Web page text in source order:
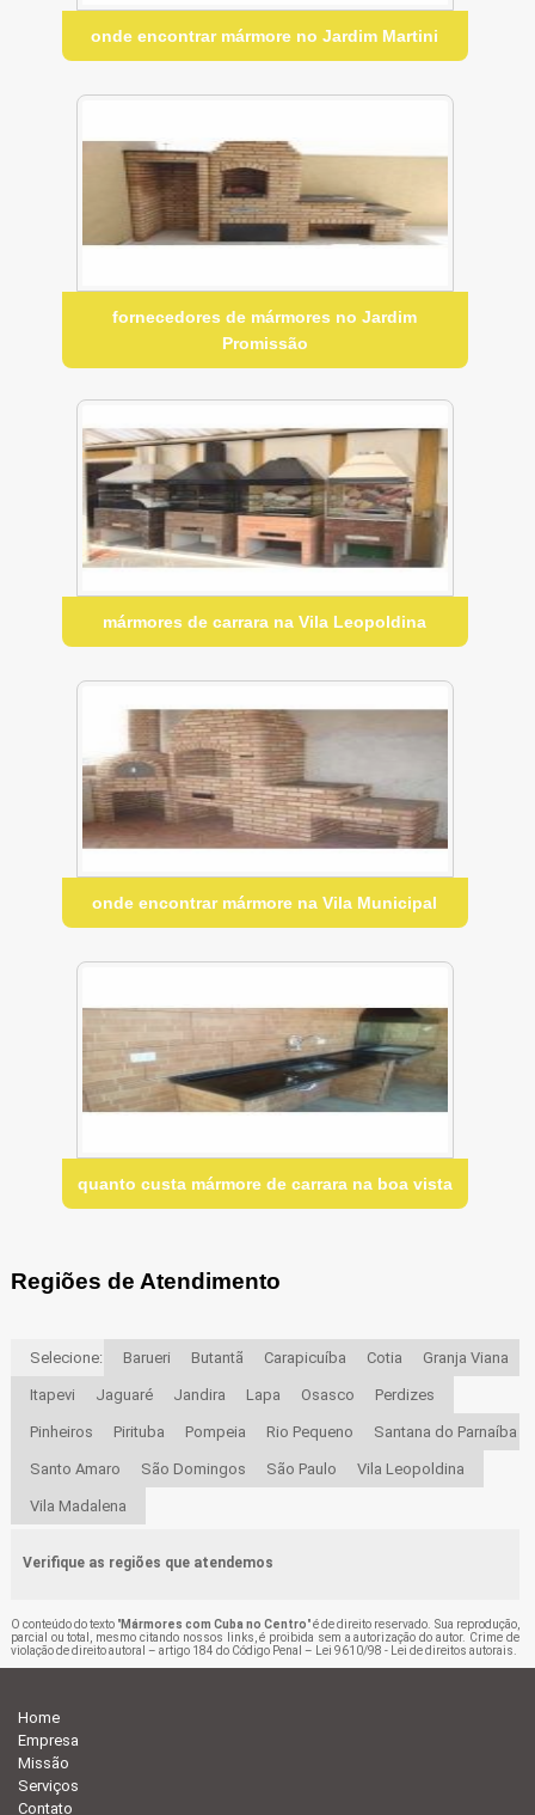
onde encontrar mármore no Jardim Martini
fornecedores de mármores no Jardim
Promissão
mármores de carrara na Vila Leopoldina
onde encontrar mármore na Vila Municipal
quanto custa mármore de carrara na boa vista
Regiões de Atendimento
Selecione: Barueri Butantã Carapicuíba Cotia Granja Viana
Itapevi Jaguaré Jandira Lapa Osasco Perdizes
Pinheiros Pirituba Pompeia Rio Pequeno Santana do Parnaíba
Santo Amaro São Domingos São Paulo Vila Leopoldina
Vila Madalena
Verifique as regiões que atendemos
O conteúdo do texto "Mármores com Cuba no Centro" é de direito reservado. Sua reprodução,
parcial ou total, mesmo citando nossos links, é proibida sem a autorização do autor. Crime de
violação de direito autoral – artigo 184 do Código Penal – Lei 9610/98 - Lei de direitos autorais.
Home
Empresa
Missão
Serviços
Contato